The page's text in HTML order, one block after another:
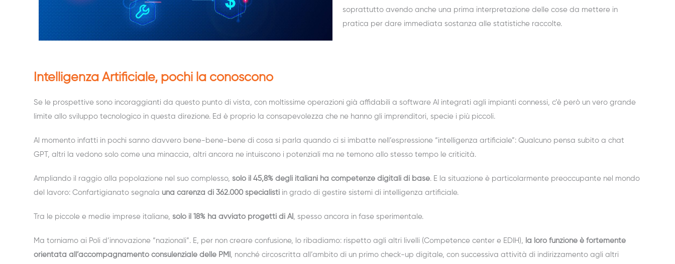
soprattutto avendo anche una prima interpretazione delle cose da mettere in
pratica per dare immediata sostanza alle statistiche raccolte.
Intelligenza Artificiale, pochi la conoscono
Se le prospettive sono incoraggianti da questo punto di vista, con moltissime operazioni già affidabili a software AI integrati agli impianti connessi, c’è però un vero grande
limite allo sviluppo tecnologico in questa direzione. Ed è proprio la consapevolezza che ne hanno gli imprenditori, specie i più piccoli.
Al momento infatti in pochi sanno davvero bene-bene-bene di cosa si parla quando ci si imbatte nell’espressione “intelligenza artificiale”: Qualcuno pensa subito a chat
GPT, altri la vedono solo come una minaccia, altri ancora ne intuiscono i potenziali ma ne temono allo stesso tempo le criticità.
Ampliando il raggio alla popolazione nel suo complesso, solo il 45,8% degli italiani ha competenze digitali di base. E la situazione è particolarmente preoccupante nel mondo
del lavoro: Confartigianato segnala una carenza di 362.000 specialisti in grado di gestire sistemi di intelligenza artificiale.
Tra le piccole e medie imprese italiane, solo il 18% ha avviato progetti di AI , spesso ancora in fase sperimentale.
Ma torniamo ai Poli d’innovazione “nazionali”. E, per non creare confusione, lo ribadiamo: rispetto agli altri livelli (Competence center e EDIH), la loro funzione è fortemente
orientata all’accompagnamento consulenziale delle PMI , nonché circoscritta all’ambito di un primo check-up digitale, con successiva attività di indirizzamento agli altri